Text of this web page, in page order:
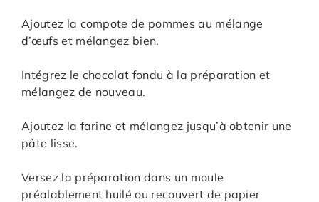
Ajoutez la compote de pommes au mélange
d’œufs et mélangez bien.
Intégrez le chocolat fondu à la préparation et
mélangez de nouveau.
Ajoutez la farine et mélangez jusqu’à obtenir une
pâte lisse.
Versez la préparation dans un moule
préalablement huilé ou recouvert de papier